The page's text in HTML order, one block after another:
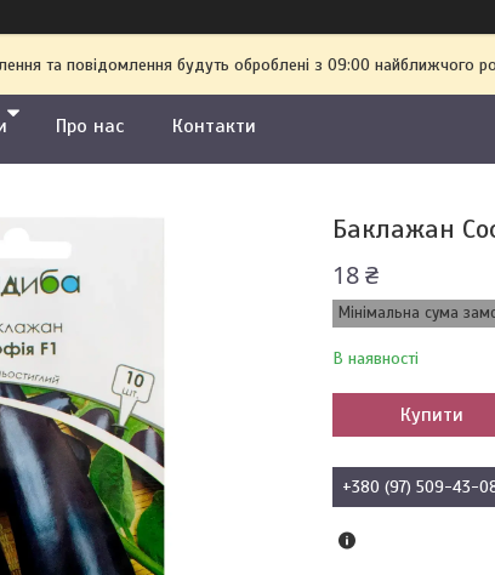
та повідомлення будуть оброблені з 09:00 найближчого
Про нас Контакти
Баклажан
18 ₴
Мінімальна сума
В наявності
Купити
+380 (97) 509-43-